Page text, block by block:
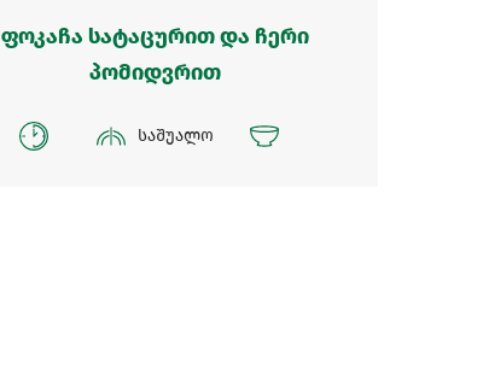
ფოკაჩა სატაცურით და ჩერი
პომიდვრით
საშუალო